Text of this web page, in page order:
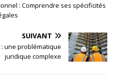
: Comprendre ses spécificités
SUIVANT
une problématique
juridique complexe